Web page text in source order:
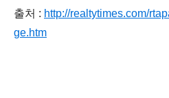
출처 : http://realtytimes.com/
ge.htm